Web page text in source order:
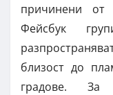
причинени
Фейсбук
близост до
градове.